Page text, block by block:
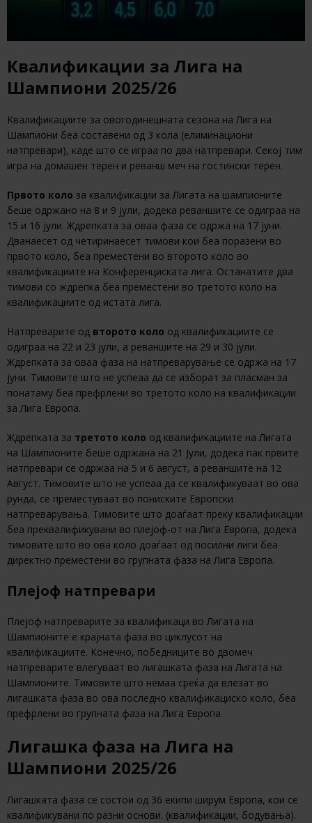
Квалификации за Лига на
Шампиони 2025/26
Kвалификациите за овогодинешната сезона на Лига на
Шампиони беа составени од 3 кола (елиминациони
натпревари), каде што се играа по два натпревари. Секој тим
игра на домашен терен и реванш меч на гостински терен.
Првото коло за квалификации за Лигата на шампионите
беше одржано на 8 и 9 јули, додека реваншите се одиграа на
15 и 16 јули. Ждрепката за оваа фаза се одржа на 17 јуни.
Дванаесет од четиринаесет тимови кои беа поразени во
првото коло, беа преместени во второто коло во
квалификациите на Конференциската лига. Останатите два
тимови со ждрепка беа преместени во третото коло на
квалификациите од истата лига.
Натпреварите од второто коло од квалификациите се
одиграа на 22 и 23 јули, а реваншите на 29 и 30 јули.
Ждрепката за оваа фаза на натпреварување се одржа на 17
јуни. Тимовите што не успеаа да се изборат за пласман за
понатаму беа префрлени во третото коло на квалификации
за Лига Европа.
Ждрепката за третото коло од квалификациите на Лигата
на Шампионите беше одржана на 21 Јули, додека пак првите
натпревари се одржаа на 5 и 6 август, а реваншите на 12
Август. Тимовите што не успеаа да се квалификуваат во ова
рунда, се преместуваат во пониските Европски
натпреварувања. Тимовите што доаѓаат преку квалификации
беа преквалификувани во плејоф-от на Лига Европа, додека
тимовите што во ова коло доаѓаат од посилни лиги беа
директно преместени во групната фаза на Лига Европа.
Плејоф натпревари
Плејоф натпреварите за квалификаци во Лигата на
Шампионите е крајната фаза во циклусот на
квалификациите. Конечно, победниците во двомеч
натпреварите влегуваат во лигашката фаза на Лигата на
Шампионите. Тимовите што немаа среќа да влезат во
лигашката фаза во ова последно квалификациско коло, беа
префрлени во групната фаза на Лига Европа.
Лигашка фаза на Лига на
Шампиони 2025/26
Лигашката фаза се состои од 36 екипи ширум Европа, кои се
квалификувани по разни основи. (квалификации, бодувања).